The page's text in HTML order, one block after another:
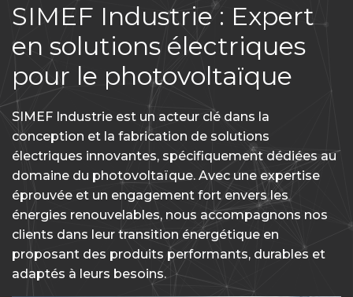
SIMEF Industrie : Expert
en solutions électriques
pour le photovoltaïque
SIMEF Industrie est un acteur clé dans la
conception et la fabrication de solutions
électriques innovantes, spécifiquement dédiées au
domaine du photovoltaïque. Avec une expertise
éprouvée et un engagement fort envers les
énergies renouvelables, nous accompagnons nos
clients dans leur transition énergétique en
proposant des produits performants, durables et
adaptés à leurs besoins.